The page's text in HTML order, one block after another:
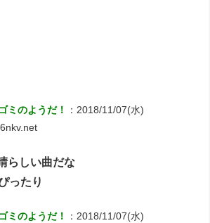
ミのようだ！
：2018/11/07(水)
らしい曲だな
ったり
ミのようだ！
：2018/11/07(水)